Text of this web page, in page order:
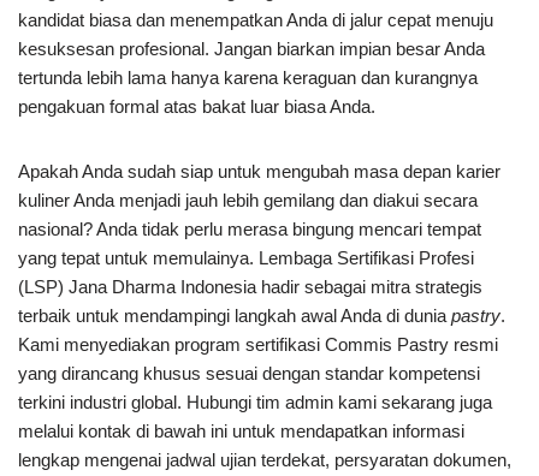
kandidat biasa dan menempatkan Anda di jalur cepat menuju
kesuksesan profesional. Jangan biarkan impian besar Anda
tertunda lebih lama hanya karena keraguan dan kurangnya
pengakuan formal atas bakat luar biasa Anda.
Apakah Anda sudah siap untuk mengubah masa depan karier
kuliner Anda menjadi jauh lebih gemilang dan diakui secara
nasional? Anda tidak perlu merasa bingung mencari tempat
yang tepat untuk memulainya. Lembaga Sertifikasi Profesi
(LSP) Jana Dharma Indonesia hadir sebagai mitra strategis
terbaik untuk mendampingi langkah awal Anda di dunia pastry.
Kami menyediakan program sertifikasi Commis Pastry resmi
yang dirancang khusus sesuai dengan standar kompetensi
terkini industri global. Hubungi tim admin kami sekarang juga
melalui kontak di bawah ini untuk mendapatkan informasi
lengkap mengenai jadwal ujian terdekat, persyaratan dokumen,